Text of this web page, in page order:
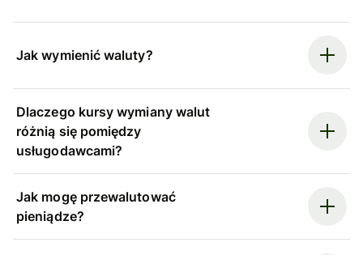
Jak wymienić waluty?
Dlaczego kursy wymiany walut
różnią się pomiędzy
usługodawcami?
Jak mogę przewalutować
pieniądze?